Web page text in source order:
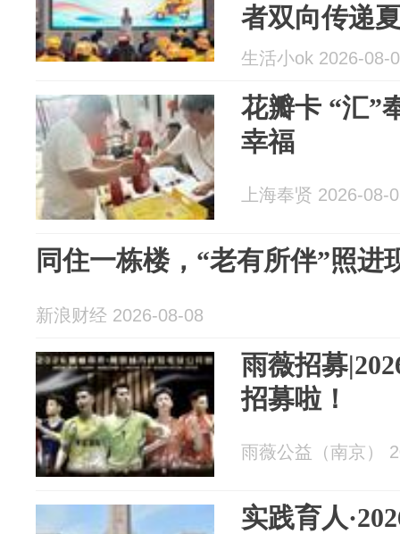
者双向传递
生活小ok 2026-08-
花瓣卡 “汇”
幸福
上海奉贤 2026-08-
同住一栋楼，“老有所伴”照进
新浪财经 2026-08-08
雨薇招募
招募啦！
雨薇公益（南京）
实践育人